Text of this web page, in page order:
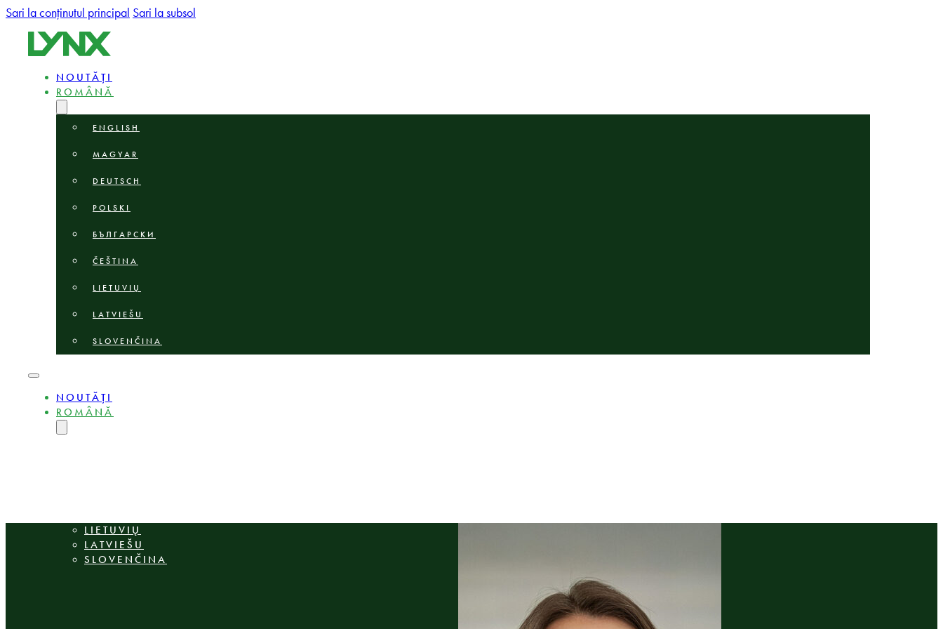
Sari la conținutul principal Sari la subsol
NOUTĂȚI
ROMÂNĂ
ENGLISH
MAGYAR
DEUTSCH
POLSKI
БЪЛГАРСКИ
ČEŠTINA
LIETUVIŲ
LATVIEŠU
SLOVENČINA
NOUTĂȚI
ROMÂNĂ
LIETUVIŲ
LATVIEŠU
SLOVENČINA